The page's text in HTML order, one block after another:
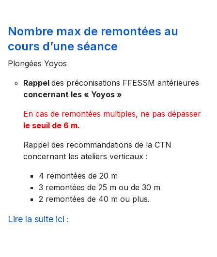
Nombre max de remontées au
cours d’une séance
Plongées Yoyos
Rappel des préconisations FFESSM antérieures
concernant les « Yoyos »
En cas de remontées multiples, ne pas dépasser
le seuil de 6 m.
Rappel des recommandations de la CTN
concernant les ateliers verticaux :
4 remontées de 20 m
3 remontées de 25 m ou de 30 m
2 remontées de 40 m ou plus.
Lire la suite ici :